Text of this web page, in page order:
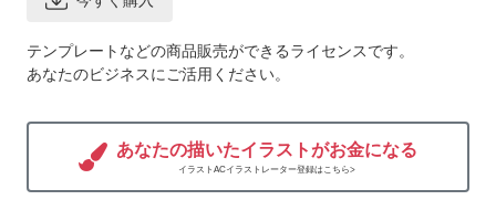
テンプレートなどの商品販売ができるライセンスです。
あなたのビジネスにご活用ください。
あなたの描いたイラストがお金になる
イラストACイラストレーター登録はこちら>